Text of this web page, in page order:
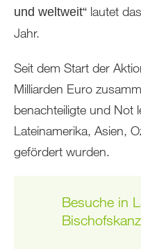
und weltweit“ lautet
Jahr.
Seit dem Start der
Milliarden Euro
benachteiligte und Not
Lateinamerika, Asien,
gefördert wurden.
Besuche in